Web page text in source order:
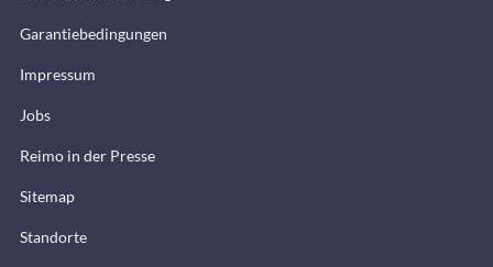
Garantiebedingungen
Impressum
Jobs
Reimo in der Presse
Sitemap
Standorte